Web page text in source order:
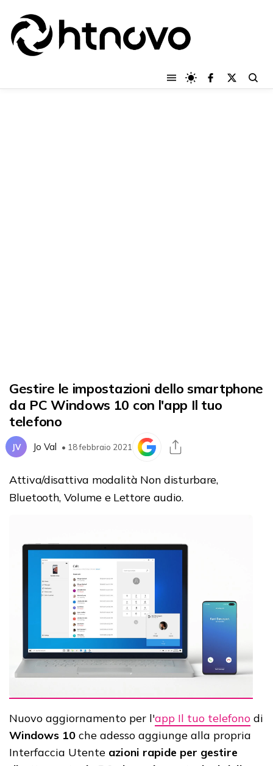
Gestire le impostazioni dello smartphone
da PC Windows 10 con l'app Il tuo
telefono
JV Jo Val • 18 febbraio 2021
Attiva/disattiva modalità Non disturbare,
Bluetooth, Volume e Lettore audio.
Nuovo aggiornamento per l'app Il tuo telefono di
Windows 10 che adesso aggiunge alla propria
Interfaccia Utente azioni rapide per gestire